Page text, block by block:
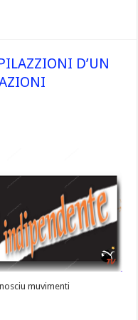
D’UN
MILITENTI
NAZIONI
INDIPENDENTA »
muvimenti